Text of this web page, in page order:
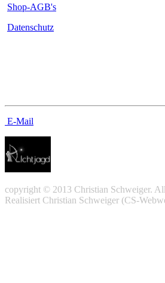
Shop-AGB's
Datenschutz
E-Mail
copyright © 2013 Christian Schweiger.
Realisiert Christian Schweiger (CS-